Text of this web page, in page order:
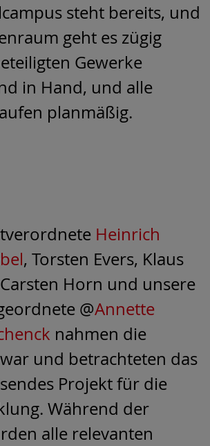
steht bereits, und
geht es zügig
Gewerke
in Hand, und alle
planmäßig.
Heinrich
, Torsten Evers, Klaus
Horn und unsere
@Annette
nahmen die
und betrachteten das
Projekt für die
Während der
alle relevanten